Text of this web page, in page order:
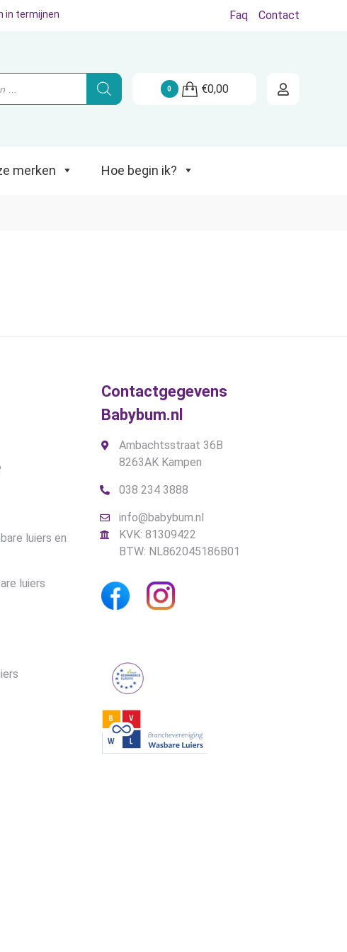
Hoe begin ik?
in termijnen Faq Contact
0 €0,00
merken Hoe begin ik?
luiers en
luiers
Contactgegevens
Babybum.nl
Ambachtsstraat 36B
8263AK Kampen
038 234 3888
info@babybum.nl
KVK: 81309422
BTW: NL862045186B01